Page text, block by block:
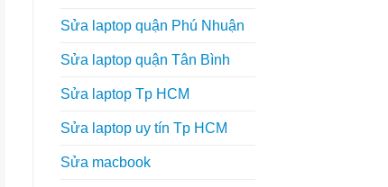
Sửa laptop quận Phú Nhuận
Sửa laptop quận Tân Bình
Sửa laptop Tp HCM
Sửa laptop uy tín Tp HCM
Sửa macbook